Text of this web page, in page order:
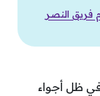
فريق النصر
ظل أجواء